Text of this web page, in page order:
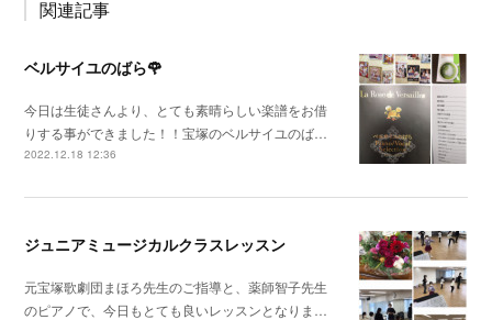
関連記事
ベルサイユのばら🌹
今日は生徒さんより、とても素晴らしい楽譜をお借
りする事ができました！！宝塚のベルサイユのば…
2022.12.18 12:36
ジュニアミュージカルクラスレッスン
元宝塚歌劇団まほろ先生のご指導と、薬師智子先生
のピアノで、今日もとても良いレッスンとなりま…